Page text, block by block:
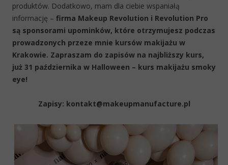
produktów. Dodatkowo, mam dla ciebie wspaniałą
informację – firma Makeup Revolution i Revolution Pro
są sponsorami upominków, które otrzymujesz podczas
prowadzonych przeze mnie kursów makijażu w
Krakowie. Zapraszam do zapisów na najbliższy kurs,
już 31 października w Halloween – kurs makijażu smoky
eye!
Zapisy: kontakt@makeupmanufacture.pl